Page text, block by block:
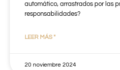
automático, arrastrados por las
responsabilidades?
LEER MÁS "
20 noviembre 2024